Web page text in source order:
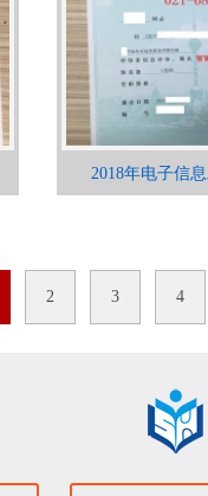
2018年电子信
2 3 4